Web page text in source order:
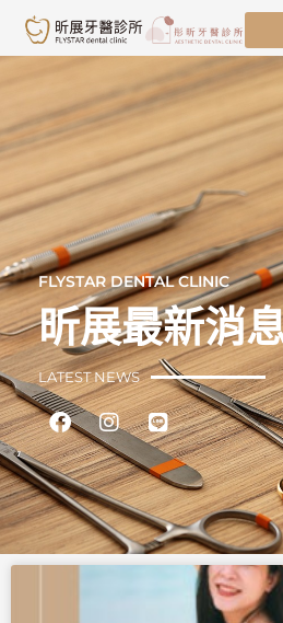
主
容
FLYSTAR DENTAL CLINIC
昕展最新消
LATEST NEWS
FacebookInstagram
Line
頁
面
頁
面
頁
面
頁
面